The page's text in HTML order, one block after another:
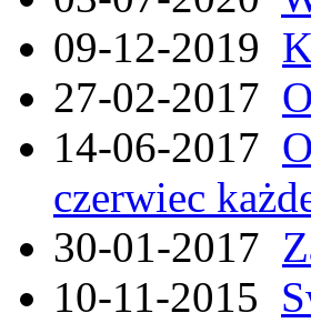
09-12-2019
27-02-2017
14-06-2017
czerwiec
30-01-2017
10-11-2015